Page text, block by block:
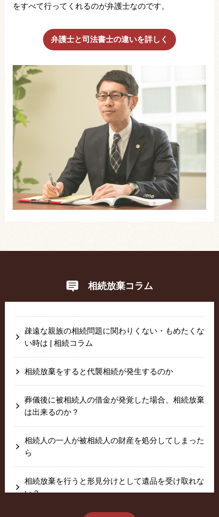
をすべて行ってくれるのが弁護士なのです。
弁護士と司法書士の違いを詳しく
相続放棄コラム
疎遠な親族の相続問題に関わりくない・もめたくな
い時は | 相続コラム
相続放棄をすると代襲相続が発生するのか
葬儀後に被相続人の借金が発覚した場合、相続放棄
は出来るのか？
相続人の一人が被相続人の財産を処分してしまった
ら
相続放棄を行うと形見分けとして遺品を受け取れな
い？